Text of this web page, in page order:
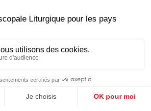
puissant, nous ployons sous le
l'homme à sa loi : apporte-nous la
de ton Fils bien-aimé. Lui qui